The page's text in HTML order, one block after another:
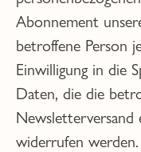
Abonnement
betroffene Person
Einwilligung in die
Daten, die die
widerrufen